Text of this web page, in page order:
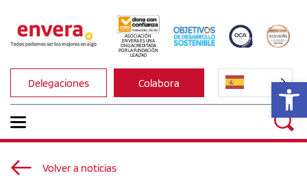
ASOCIACIÓN
ENVERA ES UNA
ONG ACREDITADA
POR LA FUNDACIÓN
LEALTAD
Delegaciones Colabora
Volver a noticias